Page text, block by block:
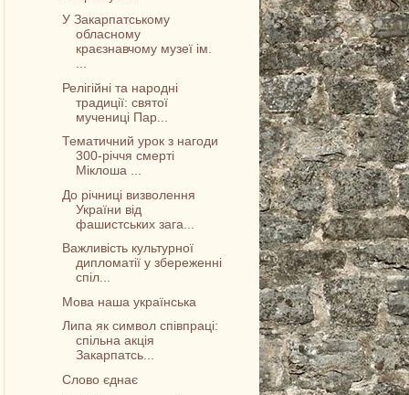
У Закарпатському
обласному
краєзнавчому музеї ім.
...
Релігійні та народні
традиції: святої
мучениці Пар...
Тематичний урок з нагоди
300-річчя смерті
Міклоша ...
До річниці визволення
України від
фашистських зага...
Важливість культурної
дипломатії у збереженні
спіл...
Мова наша українська
Липа як символ співпраці:
спільна акція
Закарпатсь...
Слово єднає